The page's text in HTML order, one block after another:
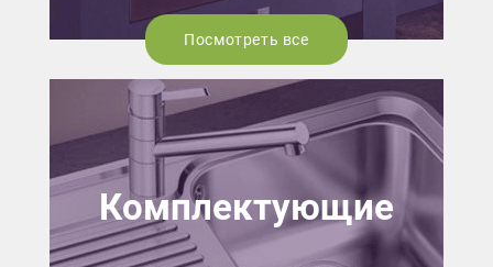
Посмотреть все
Комплектующие